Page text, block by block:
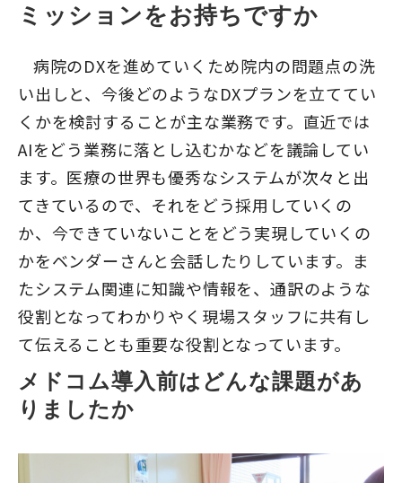
ミッションをお持ちですか
病院のDXを進めていくため院内の問題点の洗
い出しと、今後どのようなDXプランを立ててい
くかを検討することが主な業務です。直近では
AIをどう業務に落とし込むかなどを議論してい
ます。 医療の世界も優秀なシステムが次々と出
てきているので、それをどう採用していくの
か、今できていないことをどう実現していくの
かをベンダーさんと会話したりしています。ま
たシステム関連に知識や情報を、通訳のような
役割となってわかりやく現場スタッフに共有し
て伝えることも重要な役割となっています。
メドコム導入前はどんな課題があ
りましたか